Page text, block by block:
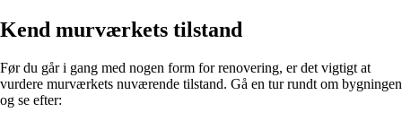
Kend murværkets tilstand
Før du går i gang med nogen form for renovering, er det vigtigt at
vurdere murværkets nuværende tilstand. Gå en tur rundt om bygningen
og se efter: